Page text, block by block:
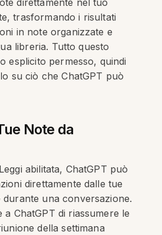
direttamente nel tuo
trasformando i risultati
in note organizzate e
libreria. Tutto questo
esplicito permesso, quindi
su ciò che ChatGPT può
Note da
abilitata, ChatGPT può
direttamente dalle tue
durante una conversazione.
a ChatGPT di riassumere le
della settimana